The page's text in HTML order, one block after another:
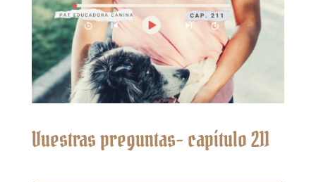
Vuestras preguntas- capítulo 211